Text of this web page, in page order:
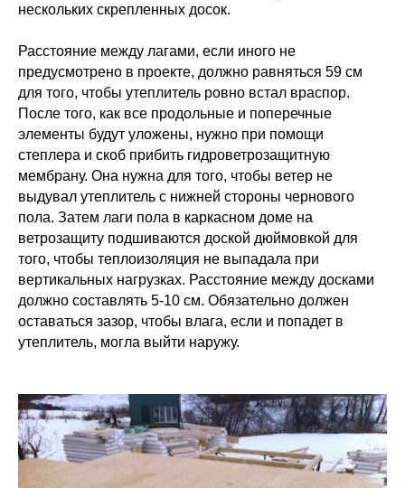
нескольких скрепленных досок.
Расстояние между лагами, если иного не
предусмотрено в проекте, должно равняться 59 см
для того, чтобы утеплитель ровно встал враспор.
После того, как все продольные и поперечные
элементы будут уложены, нужно при помощи
степлера и скоб прибить гидроветрозащитную
мембрану. Она нужна для того, чтобы ветер не
выдувал утеплитель с нижней стороны чернового
пола. Затем лаги пола в каркасном доме на
ветрозащиту подшиваются доской дюймовкой для
того, чтобы теплоизоляция не выпадала при
вертикальных нагрузках. Расстояние между досками
должно составлять 5-10 см. Обязательно должен
оставаться зазор, чтобы влага, если и попадет в
утеплитель, могла выйти наружу.